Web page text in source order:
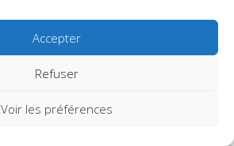
Accepter
Refuser
Voir les préférences
SITE DU CONSERVATOIRE